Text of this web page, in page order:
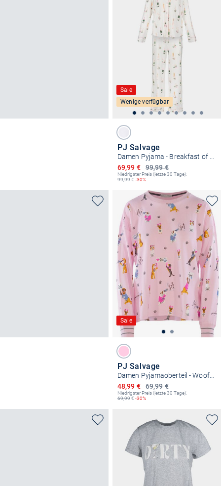
Sale
Wenige verfügbar
PJ Salvage
Damen Pyjama - Breakfast of Champs
99,99 €
Ermäßigter Preis
69,99 €
Niedrigster Preis (letzte 30 Tage):
99,99€ -30%
Sale
PJ Salvage
Damen Pyjamaoberteil - Woof for Love
69,99 €
Ermäßigter Preis
48,99 €
Niedrigster Preis (letzte 30 Tage):
69,99€ -30%